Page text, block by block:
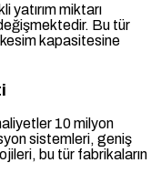
yatırım miktarı
Bu tür
kapasitesine
10 milyon
sistemleri, geniş
bu tür fabrikaların